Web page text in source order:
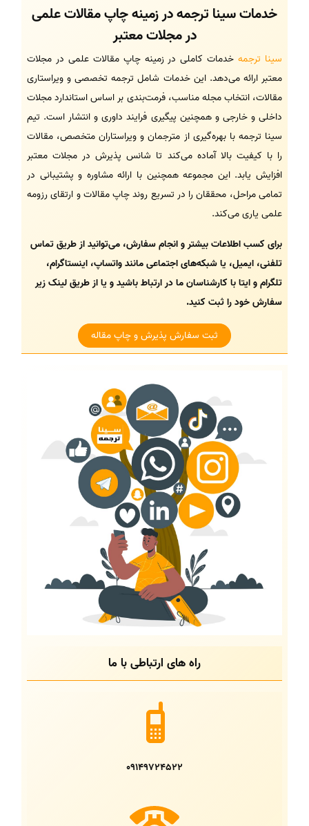
خدمات سینا ترجمه در زمینه چاپ مقالات علمی
در مجلات معتبر
سینا ترجمهخدمات کاملی در زمینه چاپ مقالات علمی در مجلات
معتبر ارائه می‌دهد. این خدمات شامل ترجمه تخصصی و ویراستاری
مقالات، انتخاب مجله مناسب، فرمت‌بندی بر اساس استاندارد مجلات
داخلی و خارجی و همچنین پیگیری فرایند داوری و انتشار است. تیم
سینا ترجمه با بهره‌گیری از مترجمان و ویراستاران متخصص، مقالات
را با کیفیت بالا آماده می‌کند تا شانس پذیرش در مجلات معتبر
افزایش یابد. این مجموعه همچنین با ارائه مشاوره و پشتیبانی در
تمامی مراحل، محققان را در تسریع روند چاپ مقالات و ارتقای رزومه
علمی یاری می‌کند.
برای کسب اطلاعات بیشتر و انجام سفارش، می‌توانید از طریق تماس
تلفنی، ایمیل، یا شبکه‌های اجتماعی مانند واتساپ، اینستاگرام،
تلگرام و ایتا با کارشناسان ما در ارتباط باشید و یا از طریق لینک زیر
سفارش خود را ثبت کنید.
ثبت سفارش پذیرش و چاپ مقاله
راه های ارتباطی با ما
09149724522